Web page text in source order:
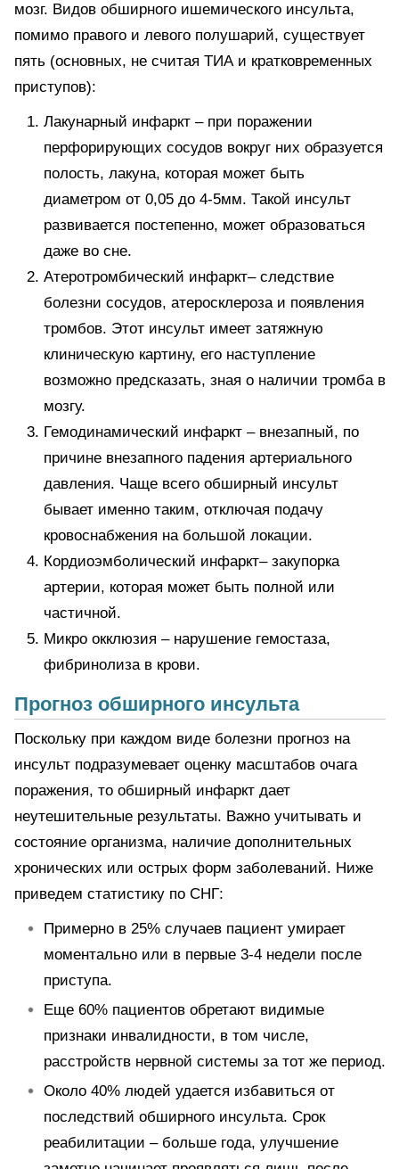
мозг. Видов обширного ишемического инсульта,
помимо правого и левого полушарий, существует
пять (основных, не считая ТИА и кратковременных
приступов):
Лакунарный инфаркт – при поражении
перфорирующих сосудов вокруг них образуется
полость, лакуна, которая может быть
диаметром от 0,05 до 4-5мм. Такой инсульт
развивается постепенно, может образоваться
даже во сне.
Атеротромбический инфаркт– следствие
болезни сосудов, атеросклероза и появления
тромбов. Этот инсульт имеет затяжную
клиническую картину, его наступление
возможно предсказать, зная о наличии тромба в
мозгу.
Гемодинамический инфаркт – внезапный, по
причине внезапного падения артериального
давления. Чаще всего обширный инсульт
бывает именно таким, отключая подачу
кровоснабжения на большой локации.
Кордиоэмболический инфаркт– закупорка
артерии, которая может быть полной или
частичной.
Микро окклюзия – нарушение гемостаза,
фибринолиза в крови.
Прогноз обширного инсульта
Поскольку при каждом виде болезни прогноз на
инсульт подразумевает оценку масштабов очага
поражения, то обширный инфаркт дает
неутешительные результаты. Важно учитывать и
состояние организма, наличие дополнительных
хронических или острых форм заболеваний. Ниже
приведем статистику по СНГ:
Примерно в 25% случаев пациент умирает
моментально или в первые 3-4 недели после
приступа.
Еще 60% пациентов обретают видимые
признаки инвалидности, в том числе,
расстройств нервной системы за тот же период.
Около 40% людей удается избавиться от
последствий обширного инсульта. Срок
реабилитации – больше года, улучшение